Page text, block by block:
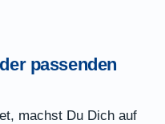
passenden
machst Du Dich auf